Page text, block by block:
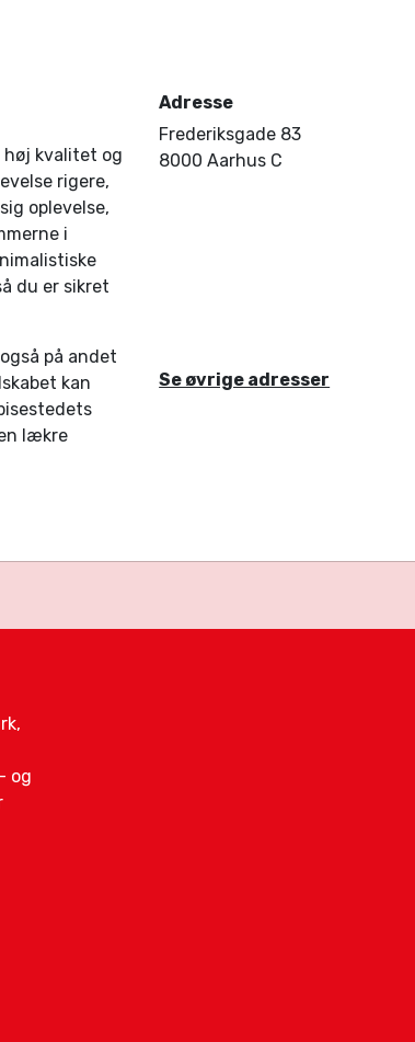
høj kvalitet og
rigere,
oplevelse,
i
du er sikret
på andet
kan
lækre
Adresse
Frederiksgade 83
8000 Aarhus C
Se øvrige adresser
og